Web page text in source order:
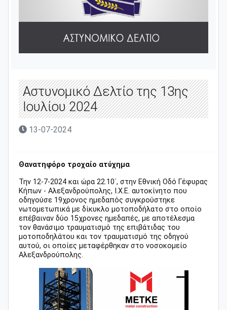
Αστυνομικό Δελτίο της 13ης
Ιουλίου 2024
13-07-2024
Θανατηφόρο τροχαίο ατύχημα
Την 12-7-2024 και ώρα 22.10΄, στην Εθνική Οδό Γέφυρας
Κήπων - Αλεξανδρούπολης, Ι.Χ.Ε. αυτοκίνητο που
οδηγούσε 19χρονος ημεδαπός συγκρούστηκε
νωτομετωπικά με δίκυκλο μοτοποδήλατο στο οποίο
επέβαιναν δύο 15χρονες ημεδαπές, με αποτέλεσμα
τον θανάσιμο τραυματισμό της επιβάτιδας του
μοτοποδηλάτου και τον τραυματισμό της οδηγού
αυτού, οι οποίες μεταφέρθηκαν στο νοσοκομείο
Αλεξανδρούπολης.